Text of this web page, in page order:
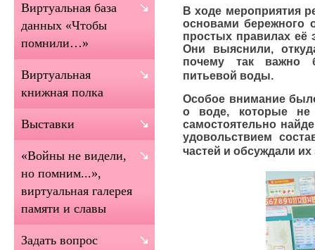
В ходе мероприятия
основами бережного
простых правилах её
Они выяснили,
почему так важно
питьевой воды.
Особое внимание
о воде, которые
самостоятельно
удовольствием
частей и обсуждали их
Виртуальная база
данных «Чтобы
помнили…»
Виртуальная
книжная полка
Выставки
«Войны не видели,
но помним...»,
виртуальная галерея
памяти и славы
Задать вопрос